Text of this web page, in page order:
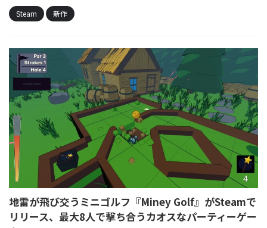
Steam 新作
地雷が飛び交うミニゴルフ『Miney Golf』がSteamで
リリース、最大8人で撃ち合うカオスなパーティーゲー